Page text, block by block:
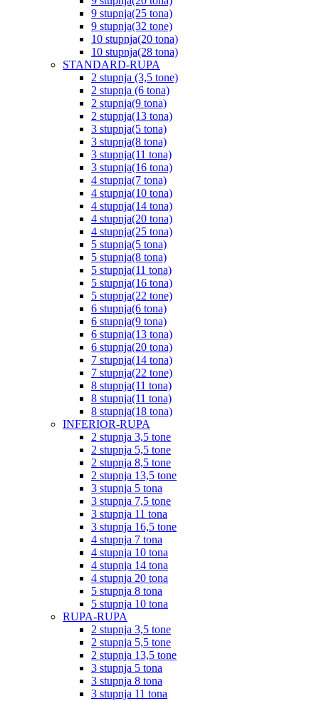
9 stupnja(25 tona)
9 stupnja(32 tone)
10 stupnja(20 tona)
10 stupnja(28 tona)
STANDARD-RUPA
2 stupnja (3,5 tone)
2 stupnja (6 tona)
2 stupnja(9 tona)
2 stupnja(13 tona)
3 stupnja(5 tona)
3 stupnja(8 tona)
3 stupnja(11 tona)
3 stupnja(16 tona)
4 stupnja(7 tona)
4 stupnja(10 tona)
4 stupnja(14 tona)
4 stupnja(20 tona)
4 stupnja(25 tona)
5 stupnja(5 tona)
5 stupnja(8 tona)
5 stupnja(11 tona)
5 stupnja(16 tona)
5 stupnja(22 tone)
6 stupnja(6 tona)
6 stupnja(9 tona)
6 stupnja(13 tona)
6 stupnja(20 tona)
7 stupnja(14 tona)
7 stupnja(22 tone)
8 stupnja(11 tona)
8 stupnja(11 tona)
8 stupnja(18 tona)
INFERIOR-RUPA
2 stupnja 3,5 tone
2 stupnja 5,5 tone
2 stupnja 8,5 tone
2 stupnja 13,5 tone
3 stupnja 5 tona
3 stupnja 7,5 tone
3 stupnja 11 tona
3 stupnja 16,5 tone
4 stupnja 7 tona
4 stupnja 10 tona
4 stupnja 14 tona
4 stupnja 20 tona
5 stupnja 8 tona
5 stupnja 10 tona
RUPA-RUPA
2 stupnja 3,5 tone
2 stupnja 5,5 tone
2 stupnja 13,5 tone
3 stupnja 5 tona
3 stupnja 8 tona
3 stupnja 11 tona